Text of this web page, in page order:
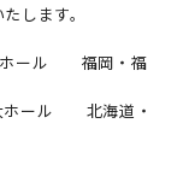
します。
ホール 福岡・福
ホール 北海道・